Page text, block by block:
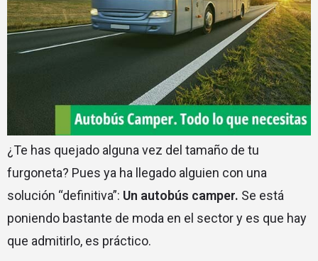
¿Te has quejado alguna vez del tamaño de tu
furgoneta? Pues ya ha llegado alguien con una
solución “definitiva”: Un autobús camper. Se está
poniendo bastante de moda en el sector y es que hay
que admitirlo, es práctico.